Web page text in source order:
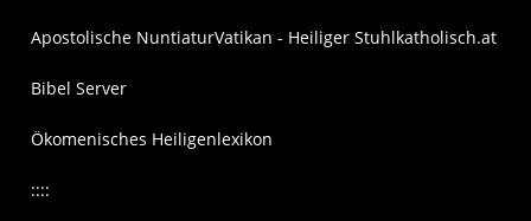
Apostolische NuntiaturVatikan - Heiliger Stuhlkatholisch.at
Bibel Server
Ökomenisches Heiligenlexikon
::::